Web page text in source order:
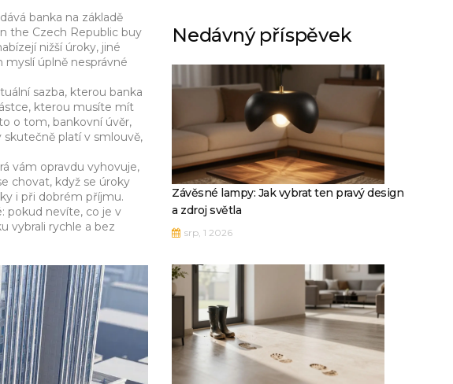
banka na základě
the Czech Republic buy
nižší úroky, jiné
myslí úplně nesprávné
sazba, kterou banka
kterou musíte mít
o tom, bankovní úvěr,
skutečně platí v smlouvě,
vám opravdu vyhovuje,
chovat, když se úroky
i při dobrém příjmu.
pokud nevíte, co je v
vybrali rychle a bez
Nedávný příspěvek
Závěsné lampy: Jak vybrat ten pravý design
a zdroj světla
srp, 1 2026